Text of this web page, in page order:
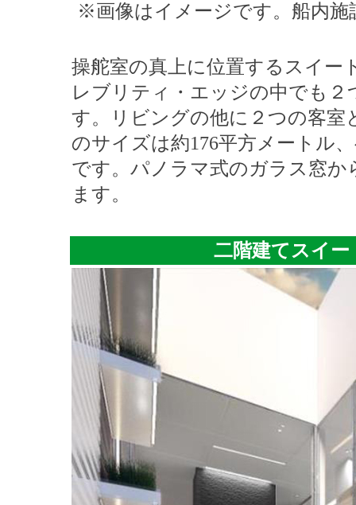
※画像はイメージです。船内
操舵室の真上に位置するスイー
レブリティ・エッジの中でも
す。リビングの他に２つの客
のサイズは約176平方メートル
です。パノラマ式のガラス窓
ます。
二階建てスイ